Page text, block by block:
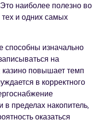
наиболее полезно во
и одних самых
способны изначально
на
казино повышает темп
в корректного
пределах накопитель,
оказаться